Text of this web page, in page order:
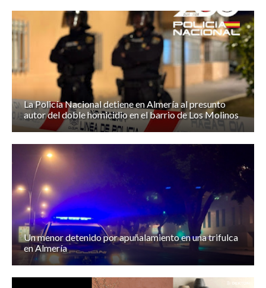
La Policía Nacional detiene en Almería al presunto
autor del doble homicidio en el barrio de Los Molinos
Un menor detenido por apuñalamiento en una trifulca
en Almería